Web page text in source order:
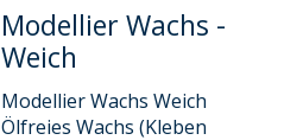
Modellier Wachs -
Weich
Modellier Wachs Weich
Ölfreies Wachs (Kleben